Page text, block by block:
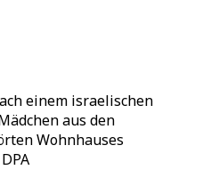
einem israelischen
aus den
Wohnhauses